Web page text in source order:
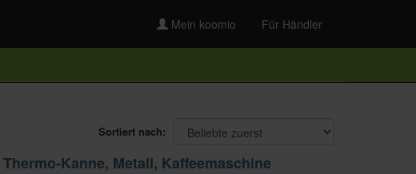
Mein koomio Für Händler
Sortiert nach:
Kanne, Metall, Kaffeemaschine